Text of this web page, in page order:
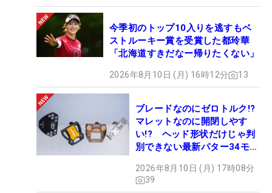
今季初のトップ10入りを逃すもベ
ストルーキー賞を受賞した都玲華
「北海道すきだなー帰りたくない」
2026年8月10日 (月) 16時12分 13
ブレードなのにゼロトルク!?
マレットなのに開閉しやす
い!? ヘッド形状だけじゃ判
別できない最新パター34モデ
#ギアカタログ2026
2026年8月10日 (月) 17時08分
39